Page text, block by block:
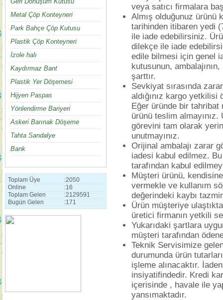
Metal Çöp Konteyneri
Park Bahçe Çöp Kutusu
Plastik Çöp Konteyneri
İzole halı
Kaydırmaz Bant
Plastik Yer Döşemesi
Hijyen Paspas
Yönlendirme Bariyeri
Askeri Barınak Döşeme
Tahta Sandalye
Bank
Toplam Üye :2050
Online
:16
Toplam Gelen
:2129591
Bugün Gelen
:171
veya satıcı firmalara
Almış olduğunuz ürünü
tarihinden itibaren yedi
ile iade edebilirsiniz.
dilekçe ile iade
edile bilmesi için genel
kutusunun,
şarttır.
Sevkiyat sırasında
aldığınız kargo
Eğer üründe bir
ürünü teslim almayınız.
görevini tam olarak
unutmayınız.
Orijinal ambalajı zarar
iadesi kabul edilmez.
tarafından kabul
Müşteri ürünü,
vermekle ve kullanım
değerindeki kaybı
Ürün müşteriye
üretici firmanın yetkili
Yukarıdaki şartlara
müşteri tarafından
Teknik Servisimize
durumunda ürün
işleme alınacaktır.
insiyatifindedir. Kredi
içerisinde , havale ile
yansımaktadır.